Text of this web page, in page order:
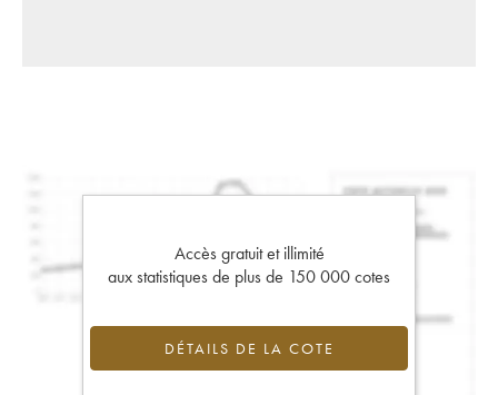
Accès gratuit et illimité
aux statistiques de plus de 150 000 cotes
DÉTAILS DE LA COTE